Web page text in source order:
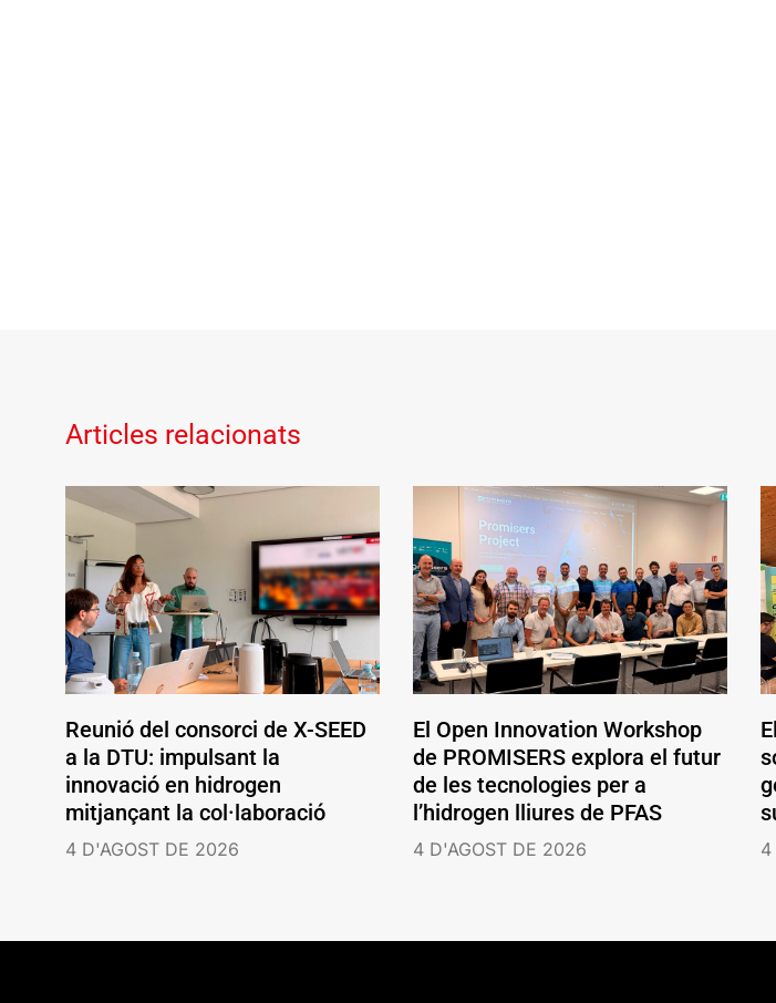
Articles relacionats
Reunió del consorci de X-SEED
a la DTU: impulsant la
innovació en hidrogen
mitjançant la col·laboració
4 D'AGOST DE 2026
El Open Innovation Workshop
de PROMISERS explora el futur
de les tecnologies per a
l’hidrogen lliures de PFAS
4 D'AGOST DE 2026 4